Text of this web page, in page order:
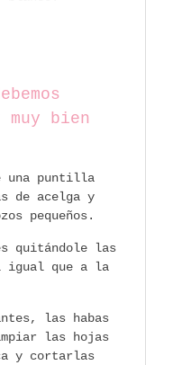
bien
una puntilla
de acelga y
pequeños.
quitándole las
igual que a la
las habas
las hojas
y cortarlas